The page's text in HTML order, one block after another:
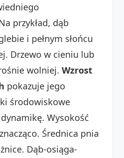
przykład, dąb
i pełnym słońcu
Drzewo w cieniu lub
wolniej. Wzrost
pokazuje jego
środowiskowe
Wysokość
Średnica pnia
Dąb-osiąga-